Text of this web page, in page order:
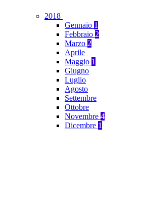
2018
Gennaio 1
Febbraio 2
Marzo 2
Aprile
Maggio 1
Giugno
Luglio
Agosto
Settembre
Ottobre
Novembre 4
Dicembre 1